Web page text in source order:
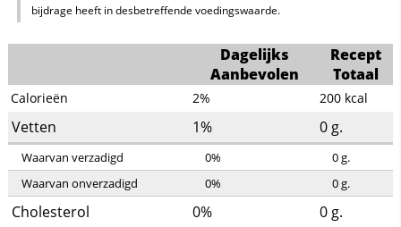
bijdrage heeft in desbetreffende voedingswaarde.
Dagelijks
Aanbevolen
Recept
Totaal
Calorieën 2% 200 kcal
Vetten 1% 0 g.
Waarvan verzadigd 0% 0g.
Waarvan onverzadigd
0% 0g.
Cholesterol 0% 0 g.